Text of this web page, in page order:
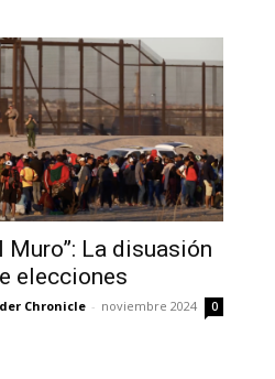
Muro”: La disuasión
elecciones
Chronicle - noviembre 2024 0